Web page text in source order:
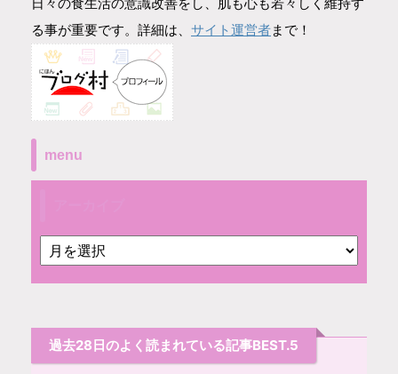
る事が重要です。詳細は、 サイト運営者まで！
menu
過去28日のよく読まれている記事BEST.5